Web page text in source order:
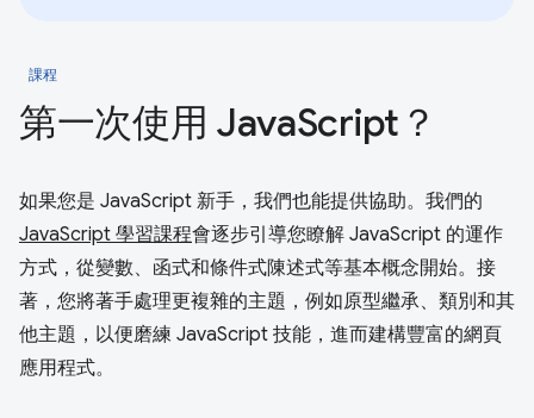
課程
第一次使用 JavaScript？
如果您是 JavaScript 新手，我們也能提供協助。我們的
JavaScript 學習課程會逐步引導您瞭解 JavaScript 的運作
方式，從變數、函式和條件式陳述式等基本概念開始。接
著，您將著手處理更複雜的主題，例如原型繼承、類別和其
他主題，以便磨練 JavaScript 技能，進而建構豐富的網頁
應用程式。